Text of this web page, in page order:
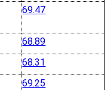
69.47
68.89
68.31
69.25